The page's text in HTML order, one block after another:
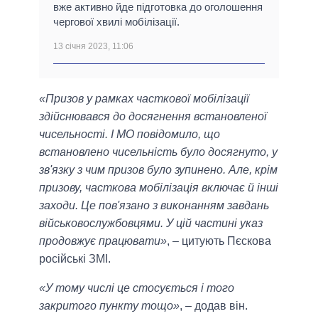
вже активно йде підготовка до оголошення
чергової хвилі мобілізації.
13 січня 2023, 11:06
«Призов у рамках часткової мобілізації
здійснювався до досягнення встановленої
чисельності. І МО повідомило, що
встановлено чисельність було досягнуто, у
зв'язку з чим призов було зупинено. Але, крім
призову, часткова мобілізація включає й інші
заходи. Це пов'язано з виконанням завдань
військовослужбовцями. У цій частині указ
продовжує працювати», – цитують Пєскова
російські ЗМІ.
«У тому числі це стосується і того
закритого пункту тощо», – додав він.